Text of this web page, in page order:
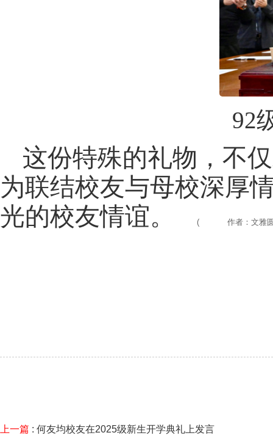
92
这份特殊的礼物，不
为联结校友与母校深厚
光的校友情谊。
( 作者：文雅
上一篇 : 何友均校友在2025级新生开学典礼上发言